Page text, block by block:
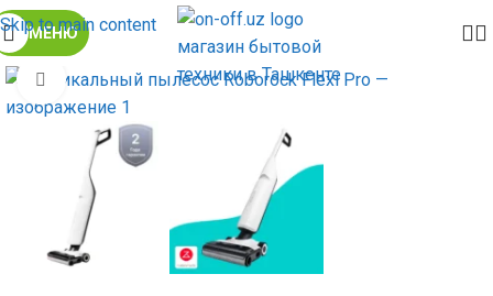
Skip to main content
МЕНЮ
Click to enlarge